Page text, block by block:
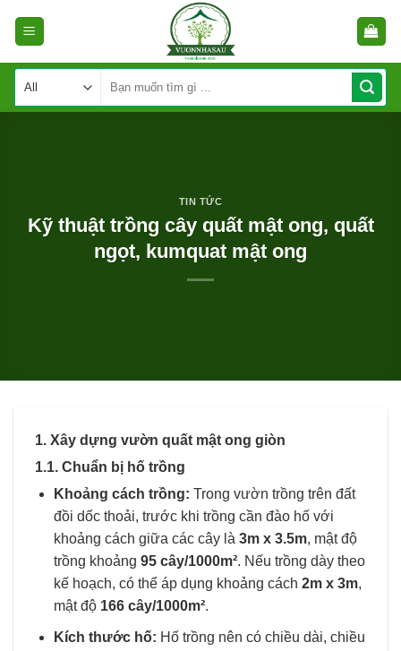
kiếm:
TIN TỨC
Kỹ thuật trồng cây quất mật ong, quất
ngọt, kumquat mật ong
1. Xây dựng vườn quất mật ong giòn
1.1. Chuẩn bị hố trồng
Khoảng cách trồng: Trong vườn trồng trên đất
đồi dốc thoải, trước khi trồng cần đào hố với
khoảng cách giữa các cây là 3m x 3.5m, mật độ
trồng khoảng 95 cây/1000m². Nếu trồng dày theo
kế hoạch, có thể áp dụng khoảng cách 2m x 3m,
mật độ 166 cây/1000m².
Kích thước hố: Hố trồng nên có chiều dài, chiều